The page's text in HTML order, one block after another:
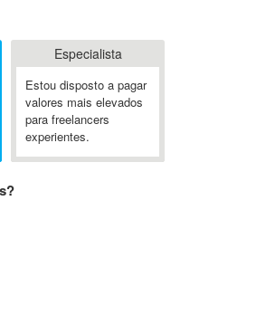
Especialista
Estou disposto a pagar
valores mais elevados
para freelancers
experientes.